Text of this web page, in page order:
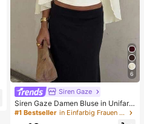
6
Siren Gaze
Siren Gaze Damen Bluse in Unifarb
e mit tiefem V-Ausschnitt, plissiert, l
ässig, vielseitig, für den täglichen G
#1 Bestseller in Einfarbig Frauen Blusen